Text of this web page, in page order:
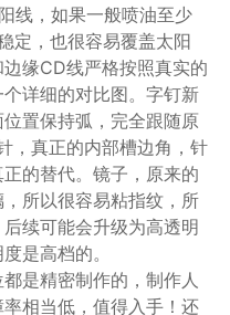
线，如果一般喷油至少
定，也很容易覆盖太阳
缘CD线严格按照真实的
详细的对比图。字钉新
置保持弧，完全跟随原
，真正的内部槽边角，针
的替代。镜子，原来的
所以很容易粘指纹，所
续可能会升级为高透明
是高档的。
是精密制作的，制作人
相当低，值得入手！还